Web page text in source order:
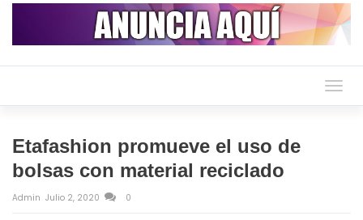
Etafashion promueve el uso de
bolsas con material reciclado
Admin Julio 2, 2020 0